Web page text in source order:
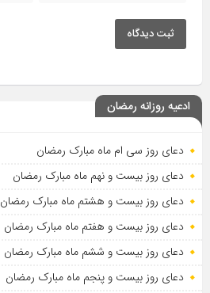
ثبت دیدگاه
ادعیه روزانه رمضان
دعای روز سی ام ماه مبارک رمضان
دعای روز بیست و نهم ماه مبارک رمضان
دعای روز بیست و هشتم ماه مبارک رمضان
دعای روز بیست و هفتم ماه مبارک رمضان
دعای روز بیست و ششم ماه مبارک رمضان
دعای روز بیست و پنجم ماه مبارک رمضان